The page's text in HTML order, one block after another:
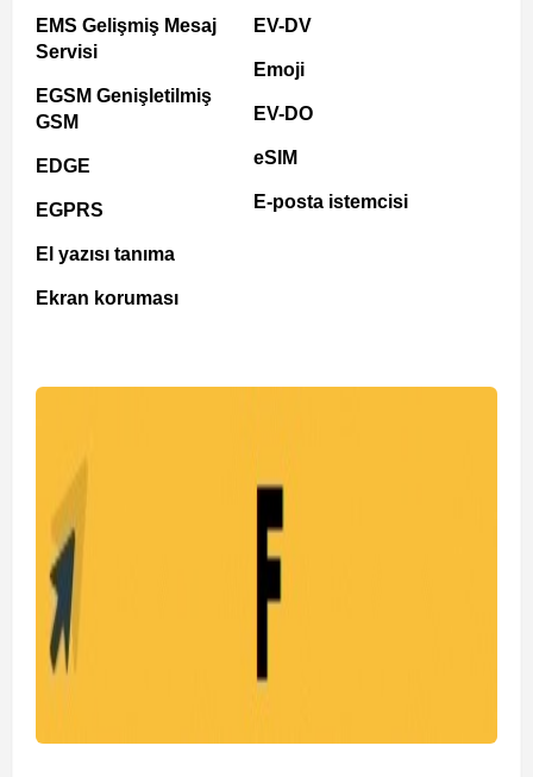
EMS Gelişmiş Mesaj
Servisi
EGSM Genişletilmiş
GSM
EDGE
EGPRS
El yazısı tanıma
Ekran koruması
EV-DV
Emoji
EV-DO
eSIM
E-posta istemcisi